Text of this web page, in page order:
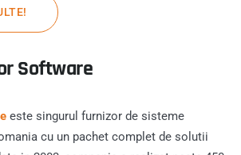
Software
este singurul furnizor de sisteme
cu un pachet complet de solutii